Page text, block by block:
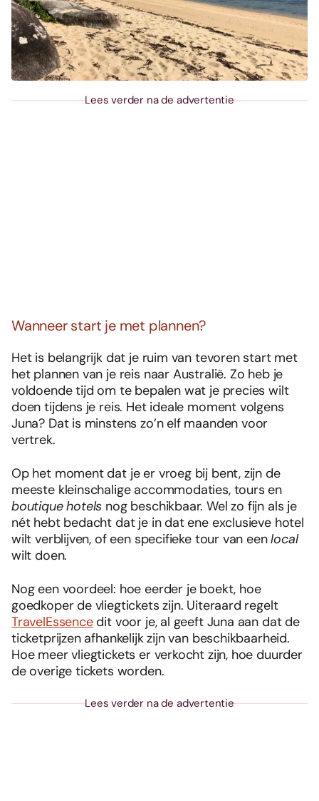
Lees verder na de advertentie
Wanneer start je met plannen?
Het is belangrijk dat je ruim van tevoren start met
het plannen van je reis naar Australië. Zo heb je
voldoende tijd om te bepalen wat je precies wilt
doen tijdens je reis. Het ideale moment volgens
Juna? Dat is minstens zo’n elf maanden voor
vertrek.
Op het moment dat je er vroeg bij bent, zijn de
meeste kleinschalige accommodaties, tours en
boutique hotels nog beschikbaar. Wel zo fijn als je
nét hebt bedacht dat je in dat ene exclusieve hotel
wilt verblijven, of een specifieke tour van eenlocal
wilt doen.
Nog een voordeel: hoe eerder je boekt, hoe
goedkoper de vliegtickets zijn. Uiteraard regelt
TravelEssencedit voor je, al geeft Juna aan dat de
ticketprijzen afhankelijk zijn van beschikbaarheid.
Hoe meer vliegtickets er verkocht zijn, hoe duurder
de overige tickets worden.
Lees verder na de advertentie